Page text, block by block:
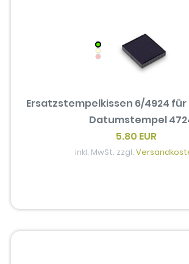
Ersatzstempelkissen 6/4924
Datumstempel
5.80 EUR
inkl. MwSt. zzgl.